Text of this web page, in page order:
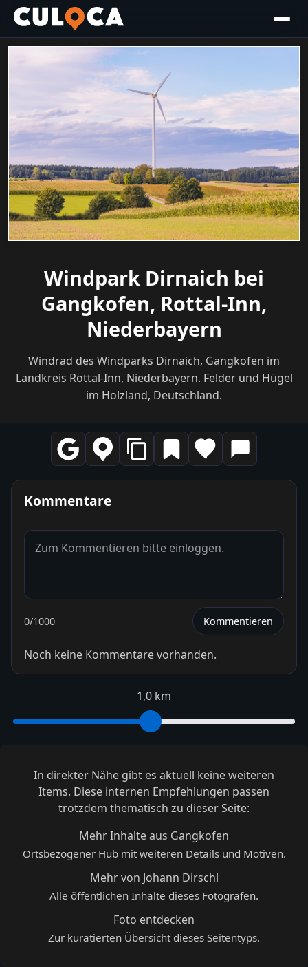
Windpark Dirnaich bei
Gangkofen, Rottal-Inn,
Niederbayern
Windrad des Windparks Dirnaich, Gangkofen im
Landkreis Rottal-Inn, Niederbayern. Felder und Hügel
im Holzland, Deutschland.
Kommentare
0/1000 Kommentieren
Noch keine Kommentare vorhanden.
1,0 km
In direkter Nähe gibt es aktuell keine weiteren
Items. Diese internen Empfehlungen passen
trotzdem thematisch zu dieser Seite:
Mehr Inhalte aus Gangkofen
Ortsbezogener Hub mit weiteren Details und Motiven.
Mehr von Johann Dirschl
Alle öffentlichen Inhalte dieses Fotografen.
Foto entdecken
Zur kuratierten Übersicht dieses Seitentyps.